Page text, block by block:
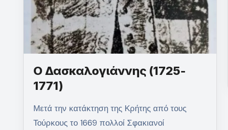
Ο Δασκαλογιάννης (1725-
1771)
Μετά την κατάκτηση της Κρήτης από τους
Τούρκους το 1669 πολλοί Σφακιανοί